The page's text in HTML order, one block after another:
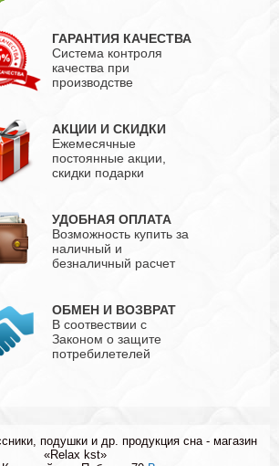
ГАРАНТИЯ КАЧЕСТВА
Система контроля
качества при
производстве
АКЦИИ И СКИДКИ
Ежемесячные
постоянные акции,
скидки подарки
УДОБНАЯ ОПЛАТА
Возможность купить за
наличный и
безналичный расчет
ОБМЕН И ВОЗВРАТ
В соотвествии с
Законом о защите
потребилетелей
подушки и др. продукция сна - магазин
«Relax kst»